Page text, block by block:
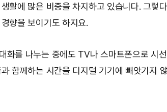
활에 많은 비중을 차지하고 있습니다. 그렇
향을 보이기도 하지요.
화를 나누는 중에도 TV나 스마트폰으로 시
함께하는 시간을 디지털 기기에 빼앗기지